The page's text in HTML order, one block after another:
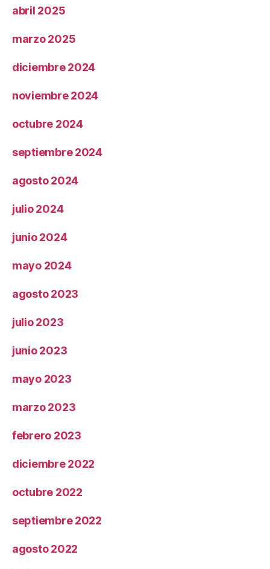
abril 2025
marzo 2025
diciembre 2024
noviembre 2024
octubre 2024
septiembre 2024
agosto 2024
julio 2024
junio 2024
mayo 2024
agosto 2023
julio 2023
junio 2023
mayo 2023
marzo 2023
febrero 2023
diciembre 2022
octubre 2022
septiembre 2022
agosto 2022